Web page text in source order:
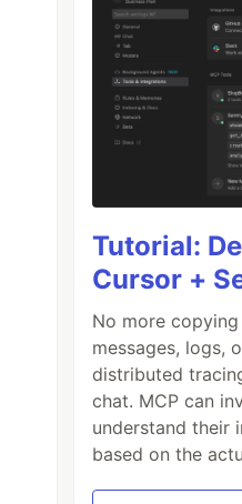
Tutorial:
Cursor +
No more
messages, logs,
distributed
chat. MCP can
understand their
based on the